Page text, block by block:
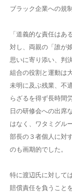
ブラック企業への規
「道義的な責任はあ
対し、両親の「誰が
思いに寄り添い、判
組合の役割と運動は
未明に及ぶ残業、不
らざるを得ず長時間
日の研修会への出席
はなく、ワタミグル
部長の３者個人に対
のも画期的でした。
特に渡辺氏に対して
賠償責任を負うこと